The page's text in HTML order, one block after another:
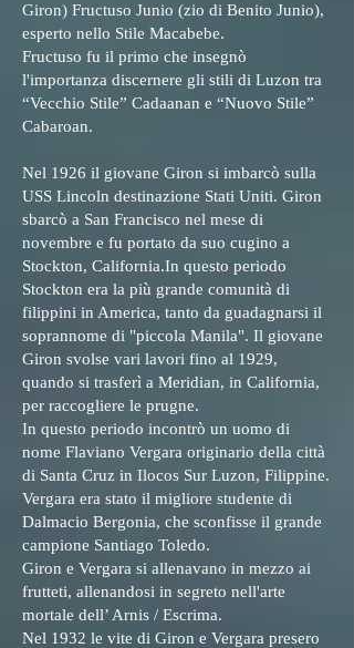
Giron) Fructuso Junio (zio di Benito Junio),
esperto nello Stile Macabebe.
Fructuso fu il primo che insegnò
l'importanza discernere gli stili di Luzon tra
“Vecchio Stile” Cadaanan e “Nuovo Stile”
Cabaroan.
Nel 1926 il giovane Giron si imbarcò sulla
USS Lincoln destinazione Stati Uniti. Giron
sbarcò a San Francisco nel mese di
novembre e fu portato da suo cugino a
Stockton, California.In questo periodo
Stockton era la più grande comunità di
filippini in America, tanto da guadagnarsi il
soprannome di "piccola Manila". Il giovane
Giron svolse vari lavori fino al 1929,
quando si trasferì a Meridian, in California,
per raccogliere le prugne.
In questo periodo incontrò un uomo di
nome Flaviano Vergara originario della città
di Santa Cruz in Ilocos Sur Luzon, Filippine.
Vergara era stato il migliore studente di
Dalmacio Bergonia, che sconfisse il grande
campione Santiago Toledo.
Giron e Vergara si allenavano in mezzo ai
frutteti, allenandosi in segreto nell'arte
mortale dell’ Arnis / Escrima.
Nel 1932 le vite di Giron e Vergara presero